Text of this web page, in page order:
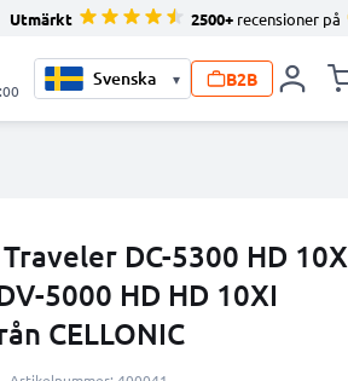
Utmärkt 2500+ recensioner på
▾ B2B
DC-5300 HD 10X
5000 HD HD 10XI
CELLONIC